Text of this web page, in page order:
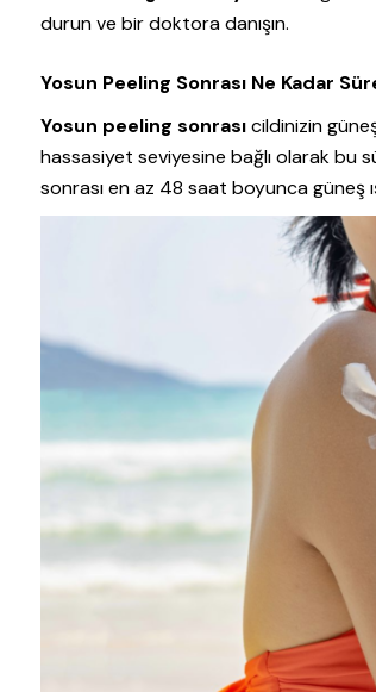
durun ve bir doktora danışın.
Yosun Peeling Sonrası Ne Kadar
Yosun peeling sonrasıcildinizin
hassasiyet seviyesine bağlı olarak bu
sonrası en az 48 saat boyunca güneş